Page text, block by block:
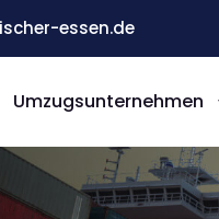
essen.de
Umzugsunternehmen